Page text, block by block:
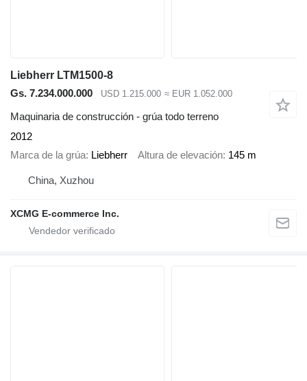
Liebherr LTM1500-8
Gs. 7.234.000.000
USD 1.215.000 ≈ EUR 1.052.000
Maquinaria de construcción - grúa todo terreno
2012
Marca de la grúa Liebherr Altura de elevación 145 m
China, Xuzhou
XCMG E-commerce Inc.